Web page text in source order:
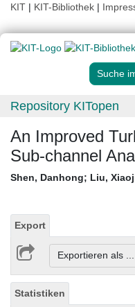
KIT | KIT-Bibliothek |
Suche
Repository KITopen
An Improved
Sub-channel
Shen, Danhong; Liu,
Export
Exportieren als
Statistiken